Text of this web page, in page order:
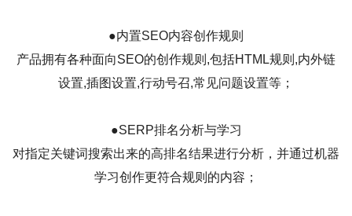
●内置SEO内容创作规则
产品拥有各种面向SEO的创作规则,包括HTML规则,内外链
设置,插图设置,行动号召,常见问题设置等；
●SERP排名分析与学习
对指定关键词搜索出来的高排名结果进行分析，并通过机器
学习创作更符合规则的内容；